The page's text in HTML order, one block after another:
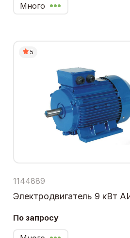
Много
5
1144889
Электродвигатель 9 кВт
По запросу